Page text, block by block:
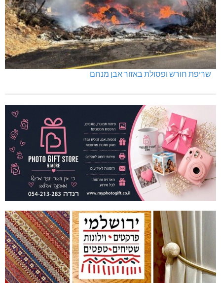
שריפת חורש ופסולת באזור אבן מנחם